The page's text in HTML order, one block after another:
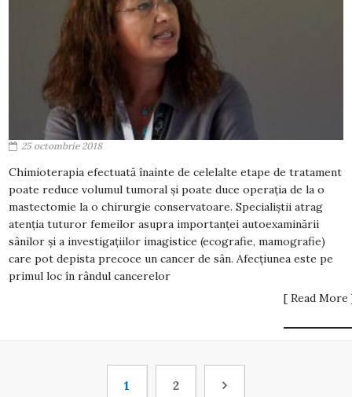
25 octombrie 2018
Chimioterapia efectuată înainte de celelalte etape de tratament
poate reduce volumul tumoral și poate duce operația de la o
mastectomie la o chirurgie conservatoare. Specialiștii atrag
atenția tuturor femeilor asupra importanței autoexaminării
sânilor și a investigațiilor imagistice (ecografie, mamografie)
care pot depista precoce un cancer de sân. Afecțiunea este pe
primul loc în rândul cancerelor
[ Read More
1 2